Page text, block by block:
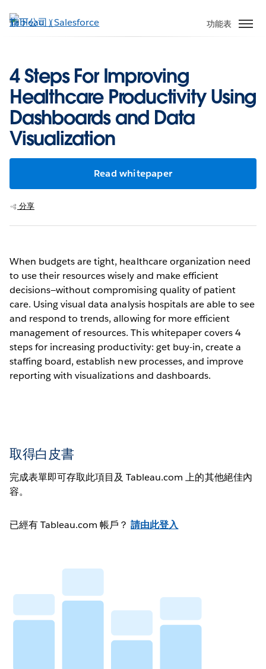
至
功能表
4 Steps For Improving
Healthcare Productivity Using
Dashboards and Data
Visualization
Read whitepaper
分享
When budgets are tight, healthcare organization need
to use their resources wisely and make efficient
decisions—without compromising quality of patient
care. Using visual data analysis hospitals are able to see
and respond to trends, allowing for more efficient
management of resources. This whitepaper covers 4
steps for increasing productivity: get buy-in, create a
staffing board, establish new processes, and improve
reporting with visualizations and dashboards.
取得白皮書
完成表單即可存取此項目及 Tableau.com 上的其他絕佳內
容。
已經有 Tableau.com 帳戶？請由此登入